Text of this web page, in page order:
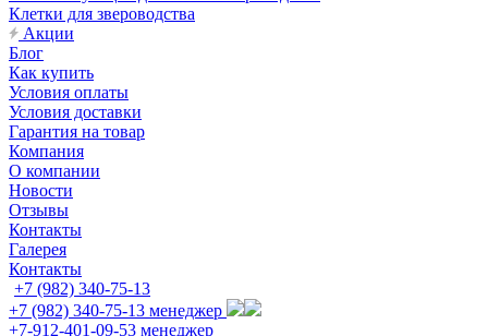
Клетки для звероводства
Акции
Блог
Как купить
Условия оплаты
Условия доставки
Гарантия на товар
Компания
О компании
Новости
Отзывы
Контакты
Галерея
Контакты
+7 (982) 340-75-13
+7 (982) 340-75-13 менеджер
+7-912-401-09-53 менеджер